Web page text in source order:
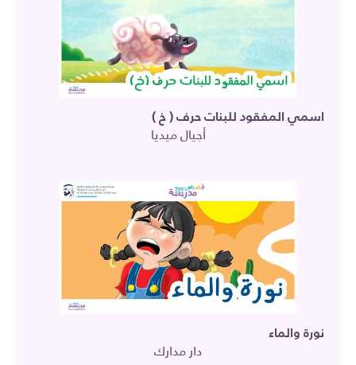
اسمي المفقود للبنات حرف ( خ )
أجيال ميديا
نورة والماء
دار مدارك